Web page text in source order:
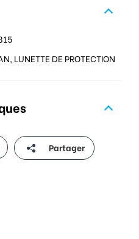
LUNETTE DE PROTECTION
Partager